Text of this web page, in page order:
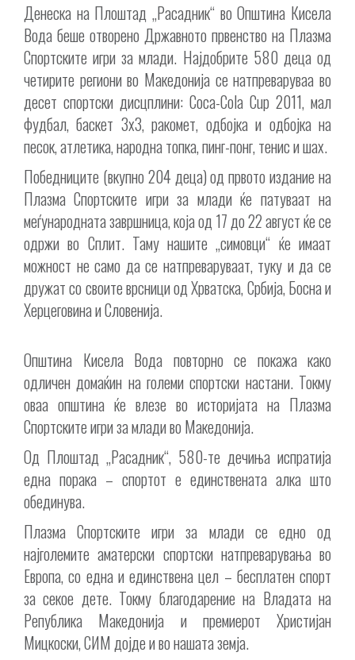
Денеска на Плоштад „Расадник“ во Општина Кисела
Вода беше отворено Државното првенство на Плазма
Спортските игри за млади. Најдобрите 580 деца од
четирите региони во Македонија се натпреваруваа во
десет спортски дисцплини: Coca-Cola Cup 2011, мал
фудбал, баскет 3х3, ракомет, одбојка и одбојка на
песок, атлетика, народна топка, пинг-понг, тенис и шах.
Победниците (вкупно 204 деца) од првото издание на
Плазма Спортските игри за млади ќе патуваат на
меѓународната завршница, која од 17 до 22 август ќе се
одржи во Сплит. Таму нашите „симовци“ ќе имаат
можност не само да се натпреваруваат, туку и да се
дружат со своите врсници од Хрватска, Србија, Босна и
Херцеговина и Словенија.
Општина Кисела Вода повторно се покажа како
одличен домаќин на големи спортски настани. Токму
оваа општина ќе влезе во историјата на Плазма
Спортските игри за млади во Македонија.
Од Плоштад „Расадник“, 580-те дечиња испратија
една порака – спортот е единствената алка што
обединува.
Плазма Спортските игри за млади се едно од
најголемите аматерски спортски натпреварувања во
Европа, со една и единствена цел – бесплатен спорт
за секое дете. Токму благодарение на Владата на
Република Македонија и премиерот Христијан
Мицкоски, СИМ дојде и во нашата земја.